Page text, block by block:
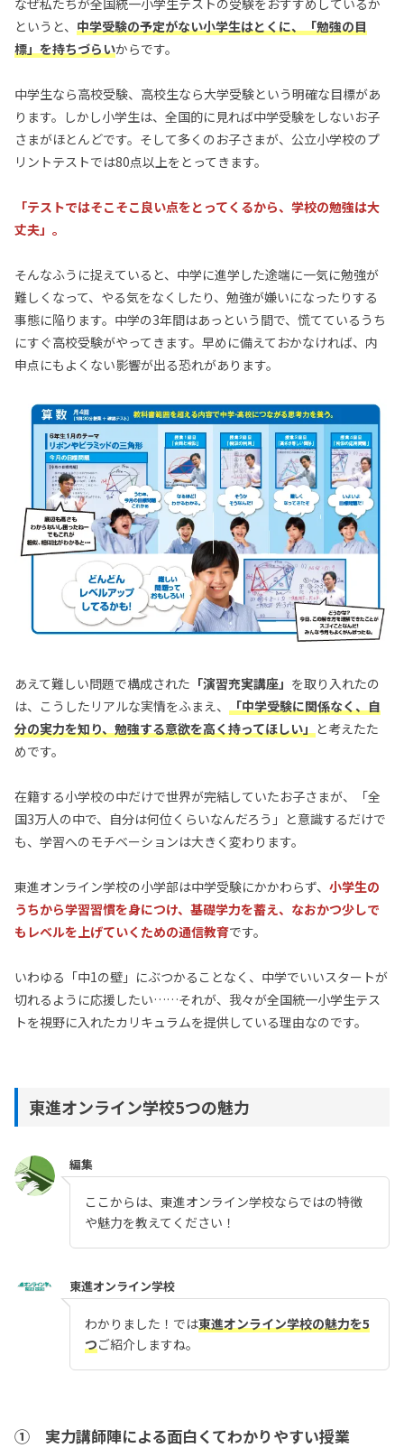
なぜ私たちが全国統一小学生テストの受験をおすすめしているか
というと、 中学受験の予定がない小学生はとくに、「勉強の目
標」を持ちづらいからです。
中学生なら高校受験、高校生なら大学受験という明確な目標があ
ります。しかし小学生は、全国的に見れば中学受験をしないお子
さまがほとんどです。そして多くのお子さまが、公立小学校のプ
リントテストでは80点以上をとってきます。
「テストではそこそこ良い点をとってくるから、学校の勉強は大
丈夫」。
そんなふうに捉えていると、中学に進学した途端に一気に勉強が
難しくなって、やる気をなくしたり、勉強が嫌いになったりする
事態に陥ります。中学の3年間はあっという間で、慌てているうち
にすぐ高校受験がやってきます。早めに備えておかなければ、内
申点にもよくない影響が出る恐れがあります。
あえて難しい問題で構成された 「演習充実講座」 を取り入れたの
は、こうしたリアルな実情をふまえ、
「中学受験に関係なく、自
分の実力を知り、勉強する意欲を高く持ってほしい」 と考えたた
めです。
在籍する小学校の中だけで世界が完結していたお子さまが、「全
国3万人の中で、自分は何位くらいなんだろう」と意識するだけで
も、学習へのモチベーションは大きく変わります。
東進オンライン学校の小学部は中学受験にかかわらず、 小学生の
うちから学習習慣を身につけ、基礎学力を蓄え、なおかつ少しで
もレベルを上げていくための通信教育です。
いわゆる「中1の壁」にぶつかることなく、中学でいいスタートが
切れるように応援したい……それが、我々が全国統一小学生テス
トを視野に入れたカリキュラムを提供している理由なのです。
東進オンライン学校5つの魅力
編集
ここからは、東進オンライン学校ならではの特徴
や魅力を教えてください！
東進オンライン学校
わかりました！では東進オンライン学校の魅力を5
つご紹介しますね。
① 実力講師陣による面白くてわかりやすい授業